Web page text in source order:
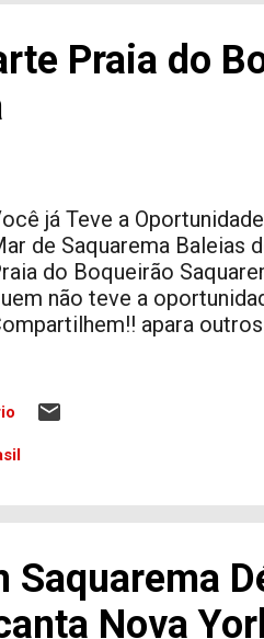
Praia do
já Teve a
de Saquarema Baleias
do Boqueirão
não teve a
apara
Saquarema
Nova